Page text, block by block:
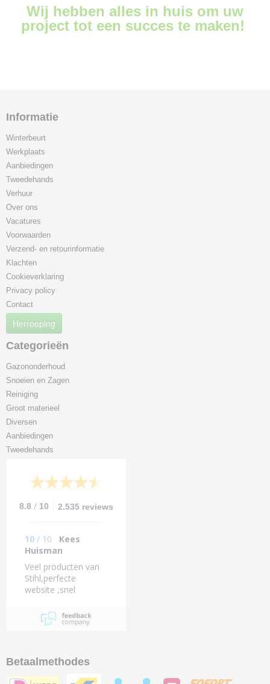
Wij hebben alles in huis om uw
project tot een succes te maken!
Informatie
Winterbeurt
Werkplaats
Aanbiedingen
Tweedehands
Verhuur
Over ons
Vacatures
Voorwaarden
Verzend- en retourinformatie
Klachten
Cookieverklaring
Privacy policy
Contact
Herroeping
Categorieën
Gazononderhoud
Snoeien en Zagen
Reiniging
Groot materieel
Diversen
Aanbiedingen
Tweedehands
8.8 / 10 2.535 reviews
10 / 10
Kees
Huisman
Veel producten van
Stihl,perfecte
website ,snel
Betaalmethodes